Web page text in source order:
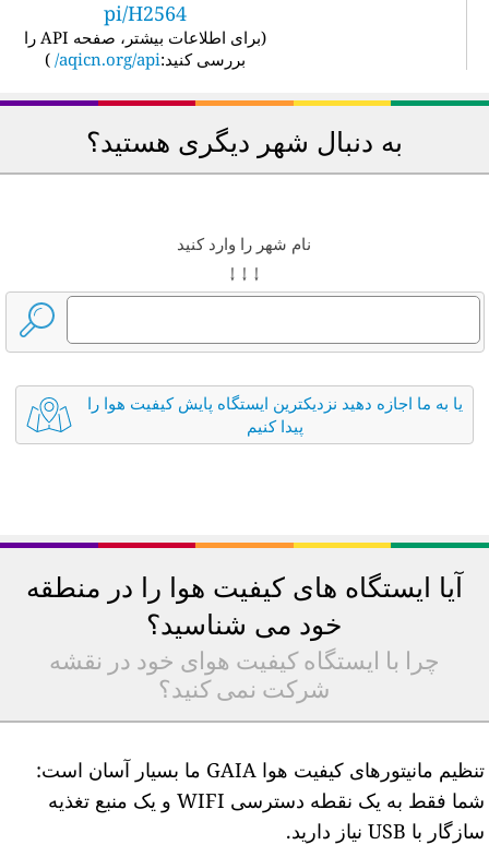
pi/H2564
برای اطلاعات بیشتر، صفحه API را
بررسی کنید:aqicn.org/api/
)
به دنبال شهر دیگری هستید؟
نام شهر را وارد کنید
↓ ↓ ↓
یا به ما اجازه دهید نزدیکترین ایستگاه پایش کیفیت هوا را
پیدا کنیم
آیا ایستگاه های کیفیت هوا را در منطقه
خود می شناسید؟
چرا با ایستگاه کیفیت هوای خود در نقشه
شرکت نمی کنید؟
تنظیم مانیتورهای کیفیت هوا GAIA ما بسیار آسان است:
شما فقط به یک نقطه دسترسی WIFI و یک منبع تغذیه
سازگار با USB نیاز دارید.